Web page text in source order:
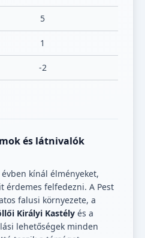
5
1
-2
és látnivalók
kínál élményeket,
érdemes felfedezni. A Pest
falusi környezete, a
Királyi Kastély és a
lehetőségek minden